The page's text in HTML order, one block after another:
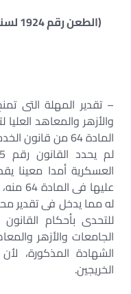
– تقدير المهلة التى
والأزهر والمعاهد
المادة 64 من قانون الخدمة العسكرية – موضوعى.
العسكرية أمدا معينا
له مما يدخل فى تقدير
الجامعات والأزهر
الشهادة المذكورة،
الخريجين.